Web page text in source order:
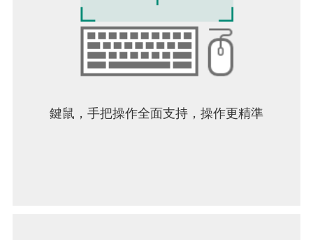
鍵鼠，手把操作全面支持，操作更精準